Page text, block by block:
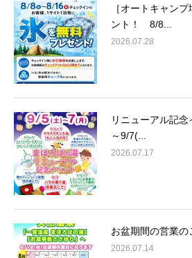
［オートキャン
ント！ 8/8...
2026.07.28
リニューアル記
～9/7(...
2026.07.17
お盆期間の営業の
2026.07.14